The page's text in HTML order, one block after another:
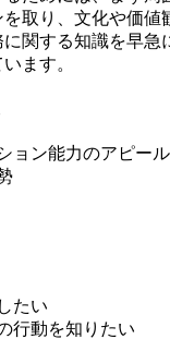
取り、文化や価値
関する知識を早急
ます。
ョン能力のアピール
たい
行動を知りたい